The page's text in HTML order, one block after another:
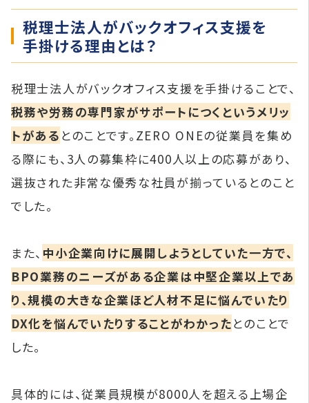
税理士法人がバックオフィス支援を
手掛ける理由とは？
税理士法人がバックオフィス支援を手掛けることで、
税務や労務の専門家がサポートにつくというメリッ
トがある とのことです。ZERO ONEの従業員を集め
る際にも、3人の募集枠に400人以上の応募があり、
選抜された非常な優秀な社員が揃っているとのこと
でした。
また、 中小企業向けに展開しようとしていた一方で、
BPO業務のニーズがある企業は中堅企業以上であ
り、規模の大きな企業ほど人材不足に悩んでいたり
DX化を悩んでいたりすることがわかったとのことで
した。
具体的には、従業員規模が8000人を超える上場企